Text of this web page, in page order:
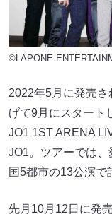
©LAPONE
2022年5月に発売
げて9月にスタート
JO1 1ST ARENA
JO1。ツアーでは
国5都市の13公演で
先月10月12日に発